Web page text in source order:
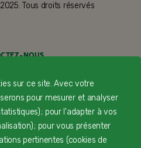
Tous droits réservés
NOUS
SÉCURISÉ
DE SANTÉ
sur ce site. Avec votre
pour mesurer et analyser
; pour l'adapter à vos
; pour vous présenter
pertinentes (cookies de